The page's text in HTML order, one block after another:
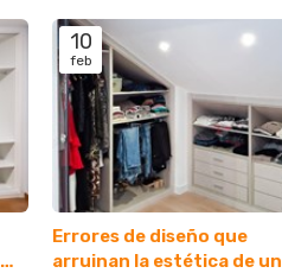
10
feb
Errores de diseño que
arruinan la estética de un